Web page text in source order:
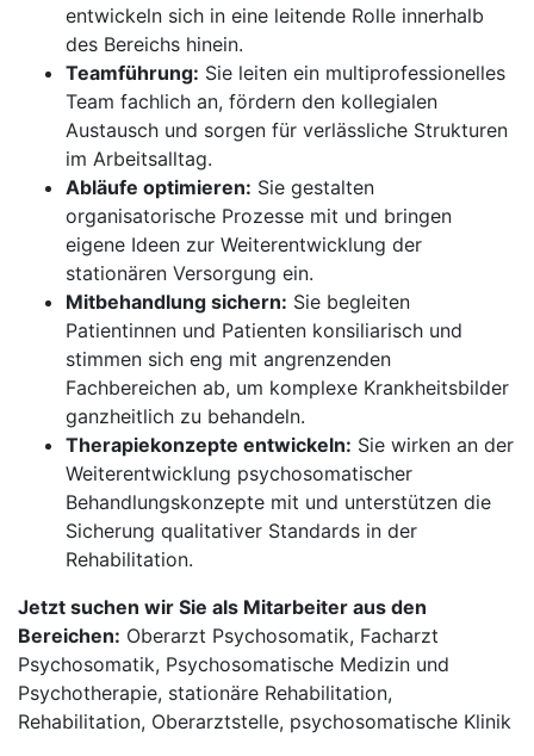
entwickeln sich in eine leitende Rolle innerhalb
des Bereichs hinein.
Teamführung: Sie leiten ein multiprofessionelles
Team fachlich an, fördern den kollegialen
Austausch und sorgen für verlässliche Strukturen
im Arbeitsalltag.
Abläufe optimieren: Sie gestalten
organisatorische Prozesse mit und bringen
eigene Ideen zur Weiterentwicklung der
stationären Versorgung ein.
Mitbehandlung sichern: Sie begleiten
Patientinnen und Patienten konsiliarisch und
stimmen sich eng mit angrenzenden
Fachbereichen ab, um komplexe Krankheitsbilder
ganzheitlich zu behandeln.
Therapiekonzepte entwickeln: Sie wirken an der
Weiterentwicklung psychosomatischer
Behandlungskonzepte mit und unterstützen die
Sicherung qualitativer Standards in der
Rehabilitation.
Jetzt suchen wir Sie als Mitarbeiter aus den
Bereichen: Oberarzt Psychosomatik, Facharzt
Psychosomatik, Psychosomatische Medizin und
Psychotherapie, stationäre Rehabilitation,
Rehabilitation, Oberarztstelle, psychosomatische Klinik